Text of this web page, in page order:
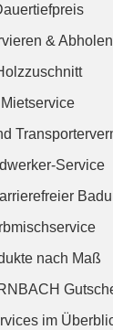
& Abholen
Mietservice
Service
nach Maß
im